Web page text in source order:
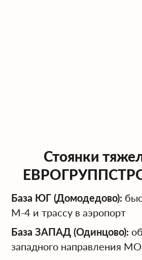
Стоянки
База ЮГ (Домодедово):
М-4 и трассу в аэропорт
База ЗАПАД (Одинцово):
западного направления МО